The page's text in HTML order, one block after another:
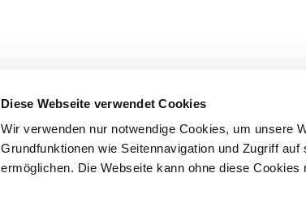
Diese Webseite verwendet Cookies
Wir verwenden nur notwendige Cookies, um unsere
Grundfunktionen wie Seitennavigation und Zugriff
ermöglichen. Die Webseite kann ohne diese Cookies